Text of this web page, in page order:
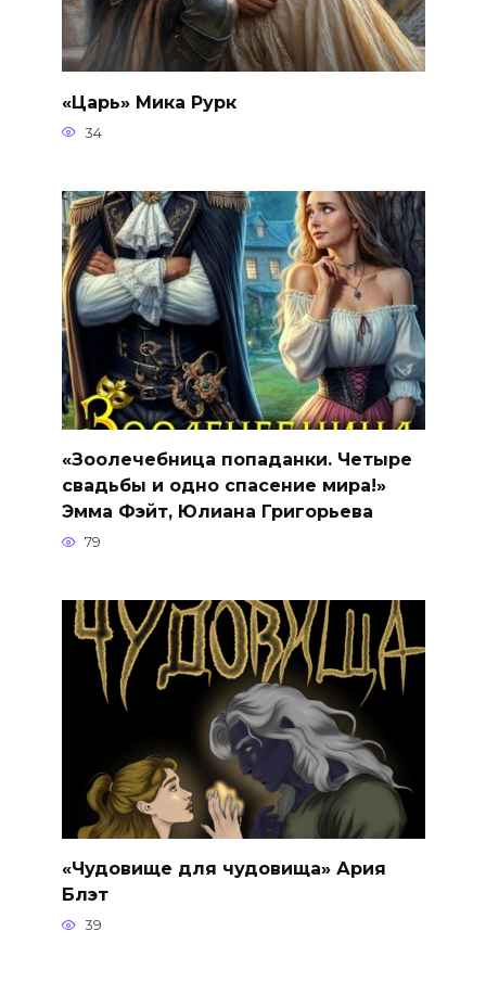
«Царь» Мика Рурк
34
«Зоолечебница попаданки. Четыре
свадьбы и одно спасение мира!»
Эмма Фэйт, Юлиана Григорьева
79
«Чудовище для чудовища» Ария
Блэт
39